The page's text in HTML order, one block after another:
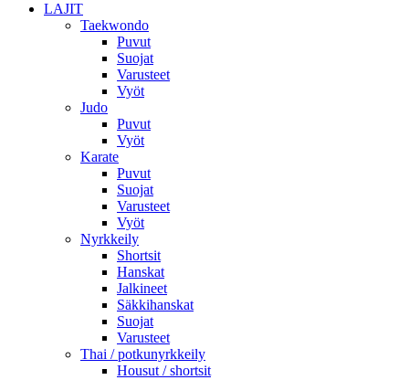
LAJIT
Taekwondo
Puvut
Suojat
Varusteet
Vyöt
Judo
Puvut
Vyöt
Karate
Puvut
Suojat
Varusteet
Vyöt
Nyrkkeily
Shortsit
Hanskat
Jalkineet
Säkkihanskat
Suojat
Varusteet
Thai / potkunyrkkeily
Housut / shortsit